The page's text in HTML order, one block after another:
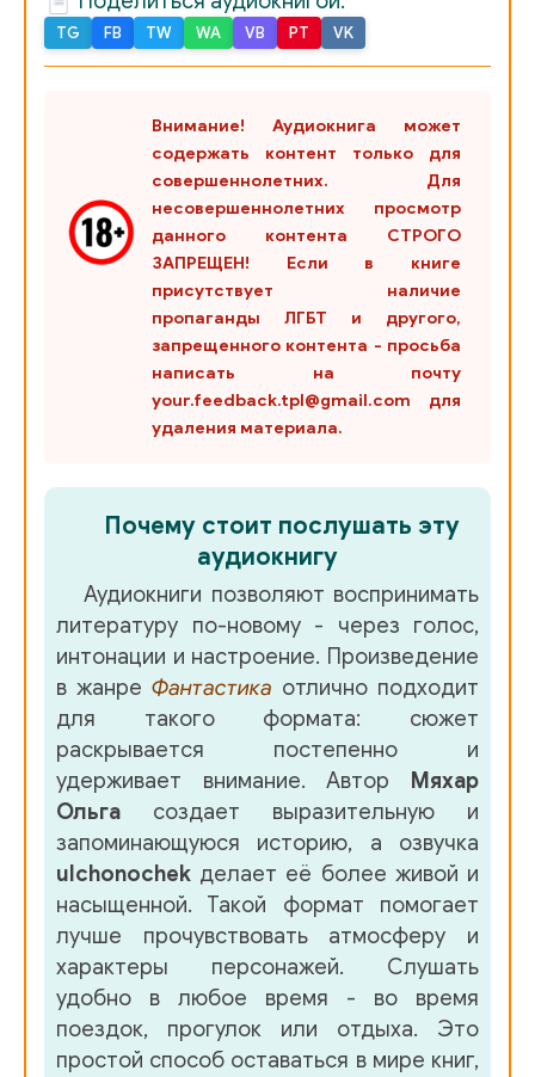
TG FB TW WA VB PT VK
Внимание! Аудиокнига может
содержать контент только для
совершеннолетних. Для
несовершеннолетних просмотр
данного контента СТРОГО
ЗАПРЕЩЕН! Если в книге
присутствует наличие
пропаганды ЛГБТ и другого,
запрещенного контента - просьба
написать на почту
your.feedback.tpl@gmail.com для
удаления материала.
Почему стоит послушать эту
аудиокнигу
Аудиокниги позволяют воспринимать
литературу по-новому - через голос,
интонации и настроение. Произведение
в жанре Фантастика отлично подходит
для такого формата: сюжет
раскрывается постепенно и
удерживает внимание. Автор Мяхар
Ольга создает выразительную и
запоминающуюся историю, а озвучка
ulchonochek делает её более живой и
насыщенной. Такой формат помогает
лучше прочувствовать атмосферу и
характеры персонажей. Слушать
удобно в любое время - во время
поездок, прогулок или отдыха. Это
простой способ оставаться в мире книг,